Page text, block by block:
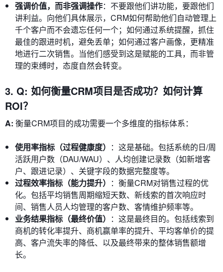
强调价值，而非强调操作：不要跟他们讲功能，要跟他们
讲利益。向他们具体展示，CRM如何帮助他们自动管理上
千个客户而不会遗忘任何一个；如何通过系统提醒，抓住
最佳的跟进时机，避免丢单；如何通过客户画像，更精准
地进行二次销售。当他们感受到这是赋能的工具，而非管
理的束缚时，态度自然会转变。
3. Q: 如何衡量CRM项目是否成功？如何计算
ROI？
A: 衡量CRM项目的成功需要一个多维度的指标体系：
使用率指标（过程健康度） ：这是基础。包括系统的日/周
活跃用户数（DAU/WAU）、人均创建记录数（如新增客
户、跟进记录）、关键字段的数据完整度等。
过程效率指标（能力提升） ：衡量CRM对销售过程的优
化。包括平均销售周期缩短天数、新线索的首次响应时
间、销售人员人均管理的客户数、客情维护频率等。
业务结果指标（最终价值） ：这是最终目的。包括线索到
商机的转化率提升、商机赢单率的提升、平均客单价的提
高、客户流失率的降低、以及最终带来的整体销售额增
长。